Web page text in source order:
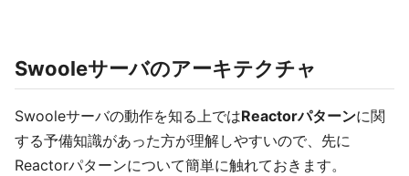
Swooleサーバのアーキテクチャ
Swooleサーバの動作を知る上ではReactorパターンに関
する予備知識があった方が理解しやすいので、先に
Reactorパターンについて簡単に触れておきます。